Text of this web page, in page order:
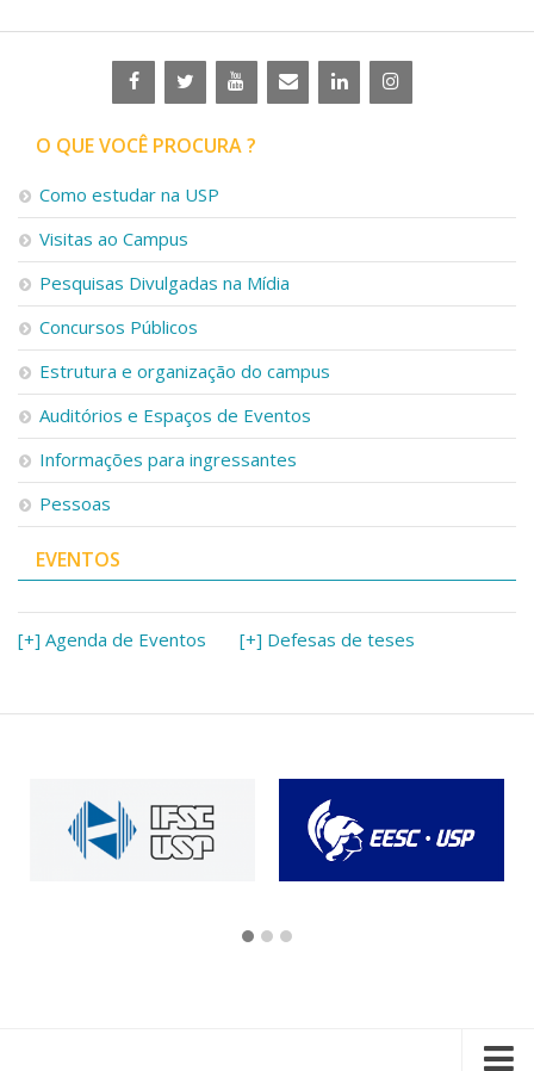
O QUE VOCÊ PROCURA ?
Como estudar na USP
Visitas ao Campus
Pesquisas Divulgadas na Mídia
Concursos Públicos
Estrutura e organização do campus
Auditórios e Espaços de Eventos
Informações para ingressantes
Pessoas
EVENTOS
[+] Agenda de Eventos [+] Defesas de teses